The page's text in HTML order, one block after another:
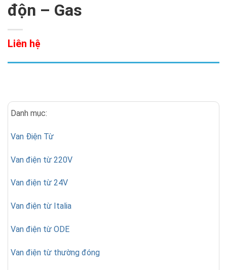
độn – Gas
Liên hệ
Danh mục:
Van Điện Từ
Van điện từ 220V
Van điện từ 24V
Van điện từ Italia
Van điện từ ODE
Van điện từ thường đóng